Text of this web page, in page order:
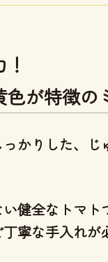
が特徴の
かりした、
健全なトマト
寧な手入れ